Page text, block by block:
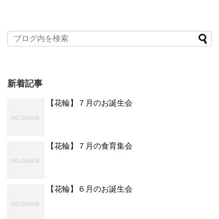
新着記事
【花輪】７月のお誕生会
【花輪】７月の食育集会
【花輪】６月のお誕生会